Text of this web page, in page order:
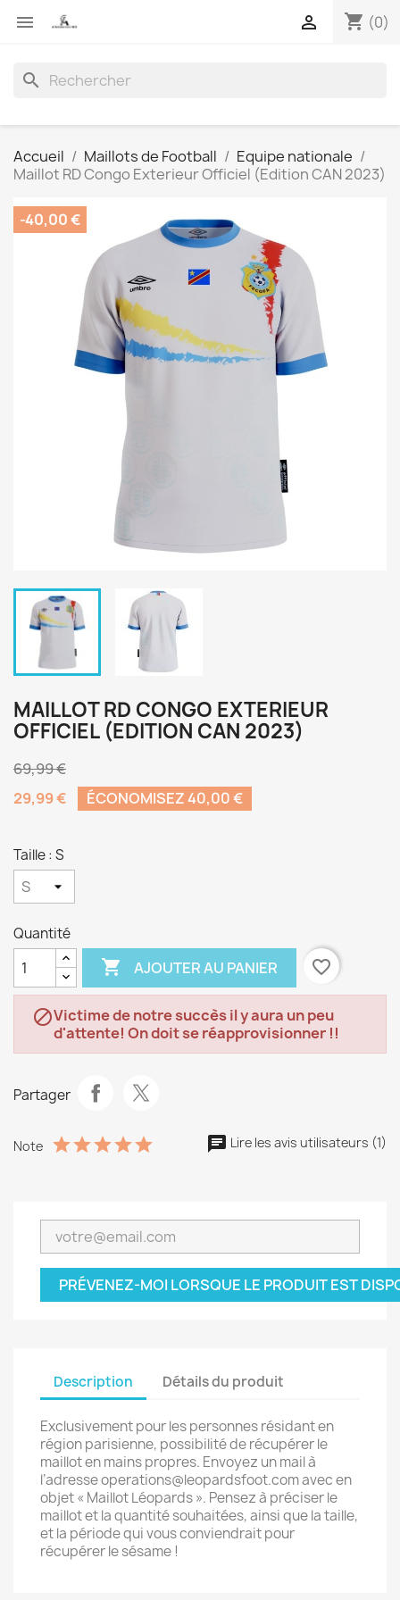
 shopping_cart (0)

search
Accueil Maillots de Football
Equipe nationale
Maillot RD Congo Exterieur Officiel (Edition CAN 2023)
-40,00 €
MAILLOT RD CONGO EXTERIEUR
OFFICIEL (EDITION CAN 2023)
69,99 €
29,99 €
ÉCONOMISEZ 40,00 €
Taille : S
Quantité
 AJOUTER AU PANIER favorite_border
Victime de notre succès il y aura un peu
d'attente! On doit se réapprovisionner !!
Partager
Note Lire les avis utilisateurs (1)
PRÉVENEZ-MOI LORSQUE LE PRODUIT EST
Description Détails du produit
Exclusivement pour les personnes résidant en
région parisienne, possibilité de récupérer le
maillot en mains propres. Envoyez un mail à
l’adresse operations@leopardsfoot.com avec en
objet « Maillot Léopards ». Pensez à préciser le
maillot et la quantité souhaitées, ainsi que la taille,
et la période qui vous conviendrait pour
récupérer le sésame !